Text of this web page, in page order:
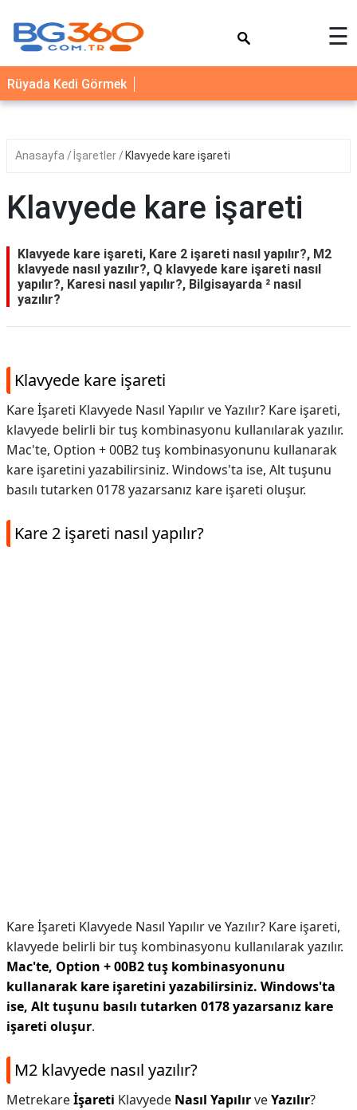
YEMEK
TARİFLERİ
SAĞLIK
☰
Rüyada Kedi Görmek
Anasayfa İşaretler Klavyede kare işareti
Klavyede kare işareti
Klavyede kare işareti, Kare 2 işareti nasıl yapılır?, M2
klavyede nasıl yazılır?, Q klavyede kare işareti nasıl
yapılır?, Karesi nasıl yapılır?, Bilgisayarda ² nasıl
yazılır?
Klavyede kare işareti
Kare İşareti Klavyede Nasıl Yapılır ve Yazılır? Kare işareti,
klavyede belirli bir tuş kombinasyonu kullanılarak yazılır.
Mac'te, Option + 00B2 tuş kombinasyonunu kullanarak
kare işaretini yazabilirsiniz. Windows'ta ise, Alt tuşunu
basılı tutarken 0178 yazarsanız kare işareti oluşur.
Kare 2 işareti nasıl yapılır?
Kare İşareti Klavyede Nasıl Yapılır ve Yazılır? Kare işareti,
klavyede belirli bir tuş kombinasyonu kullanılarak yazılır.
Mac'te, Option + 00B2 tuş kombinasyonunu
kullanarak kare işaretini yazabilirsiniz. Windows'ta
ise, Alt tuşunu basılı tutarken 0178 yazarsanız kare
işareti oluşur.
M2 klavyede nasıl yazılır?
Metrekareİşareti Klavyede Nasıl YapılırveYazılır?